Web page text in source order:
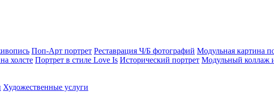
Поп-Арт портрет Реставрация Ч/Б фотографий Модульная картина
холсте Портрет в стиле Love Is Исторический портрет Модульный коллаж
Художественные услуги